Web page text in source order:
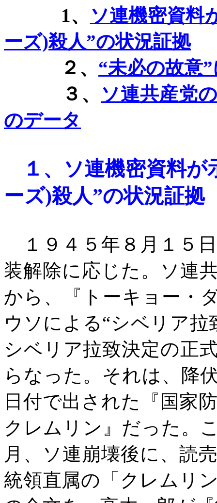
1、
ソ連機密資料
ーズ)殺人”の状況証拠
２、 “未必の故意
３、 ソ連共産党
のデータ
１、
ソ連機密資料が
ーズ)殺人”の状況証拠
１９４５年８月１５
装解除に応じた。ソ連
から、『トーキョー・
ウソによる“シベリア
シベリア拉致決定の正
らなった。それは、降
日付で出された『国家
クレムリン』だった。
月、ソ連崩壊後に、読
統領直属の「クレムリ